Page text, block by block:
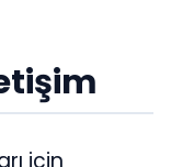
için